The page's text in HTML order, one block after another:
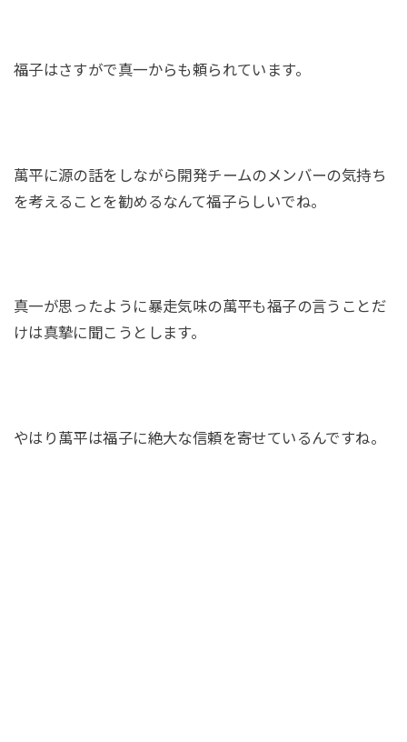
福子はさすがで真一からも頼られています。
萬平に源の話をしながら開発チームのメンバーの気持ち
を考えることを勧めるなんて福子らしいでね。
真一が思ったように暴走気味の萬平も福子の言うことだ
けは真摯に聞こうとします。
やはり萬平は福子に絶大な信頼を寄せているんですね。